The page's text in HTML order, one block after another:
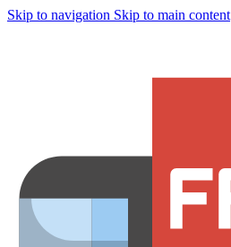
Skip to navigation Skip to main content